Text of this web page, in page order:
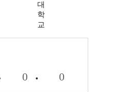
대
학
교
0 0